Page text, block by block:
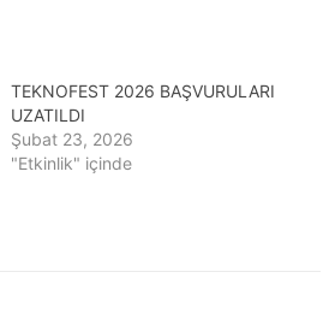
TEKNOFEST 2026 BAŞVURULARI
UZATILDI
Şubat 23, 2026
"Etkinlik" içinde